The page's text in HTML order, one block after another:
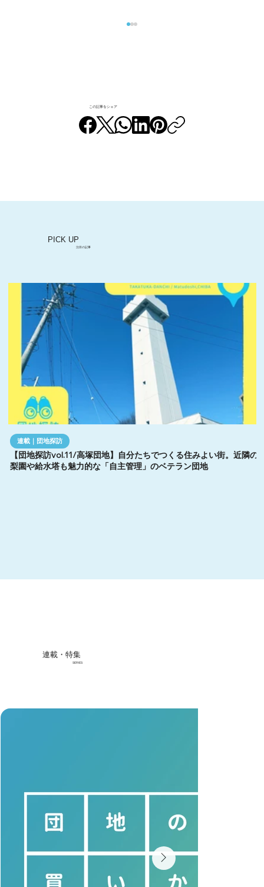
この記事をシェア
PICK UP
注目の記事
【団地探訪vol.11/高塚団地】自分たちでつくる住みよい街。近隣の
梨園や給水塔も魅力的な「自主管理」のベテラン団地
連載｜団地探訪
連載・特集
SERIES